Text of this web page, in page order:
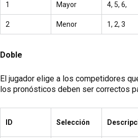
1 Mayor 4, 5, 6,
2 Menor 1, 2, 3
Doble
El jugador elige a los competidores
los pronósticos deben ser correctos
ID Selección